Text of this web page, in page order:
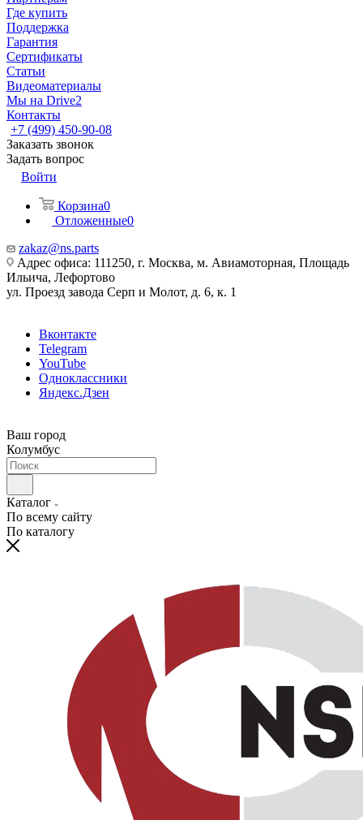
Где купить
Поддержка
Гарантия
Сертификаты
Статьи
Видеоматериалы
Мы на Drive2
Контакты
+7 (499) 450-90-08
Заказать звонок
Задать вопрос
Войти
Корзина0
Отложенные0
zakaz@ns.parts
Адрес офиса: 111250, г. Москва, м. Авиамоторная, Площадь
Ильича, Лефортово
ул. Проезд завода Серп и Молот, д. 6, к. 1
Вконтакте
Telegram
YouTube
Одноклассники
Яндекс.Дзен
Ваш город
Колумбус
Каталог
По всему сайту
По каталогу